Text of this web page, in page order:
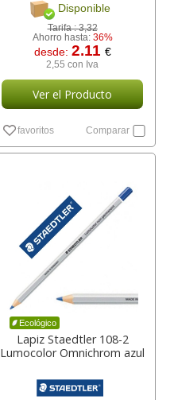
Disponible
Tarifa :3,32
Ahorro hasta: 36%
desde: 2.11 €
2,55 con Iva
Ver el Producto
favoritos Comparar
Ecológico
Lapiz Staedtler 108-2
Lumocolor Omnichrom azul